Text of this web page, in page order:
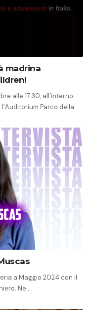
madrina
alle 17:30, all’interno
Parco della…
a Maggio 2024 con il
Ne…